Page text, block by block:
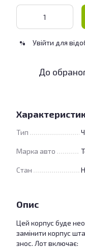
% Увійти для
До
Тип
Марка авто
Стан
Опис
Цей корпус буде
замінити корпус
знос. Лот включає: